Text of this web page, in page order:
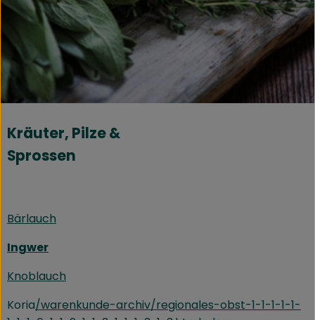
Kühltheke
Speisekammer
Bäckerei
Getränke
Drogerie
Biomarkt Waldkirch
Über brokkolise
Wissenswertes
Kräuter, Pilze &
Sprossen
Bärlauch
Ingwer
Knoblauch
Koria/warenkunde-archiv/regionales-obst-1-1-1-1-1-